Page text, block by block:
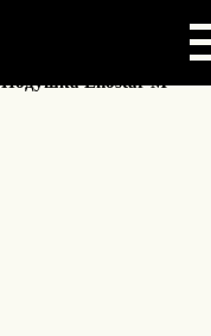
Подушка Enostar M